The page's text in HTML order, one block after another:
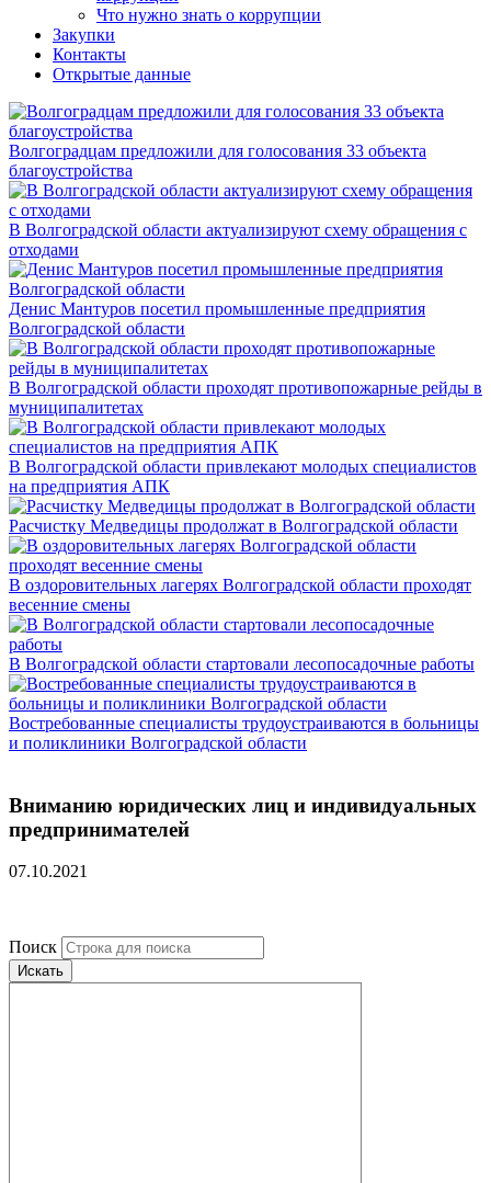
Что нужно знать о коррупции
Закупки
Контакты
Открытые данные
Волгоградцам предложили для голосования 33 объекта
благоустройства
В Волгоградской области актуализируют схему обращения с
отходами
Денис Мантуров посетил промышленные предприятия
Волгоградской области
В Волгоградской области проходят противопожарные рейды в
муниципалитетах
В Волгоградской области привлекают молодых специалистов
на предприятия АПК
Расчистку Медведицы продолжат в Волгоградской области
В оздоровительных лагерях Волгоградской области проходят
весенние смены
В Волгоградской области стартовали лесопосадочные работы
Востребованные специалисты трудоустраиваются в больницы
и поликлиники Волгоградской области
Вниманию юридических лиц и индивидуальных
предпринимателей
07.10.2021
Поиск
Искать